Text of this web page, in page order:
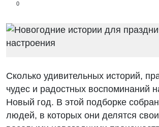
0
Сколько удивительных историй,
чудес и радостных воспоминаний
Новый год. В этой подборке
людей, в которых они делятся